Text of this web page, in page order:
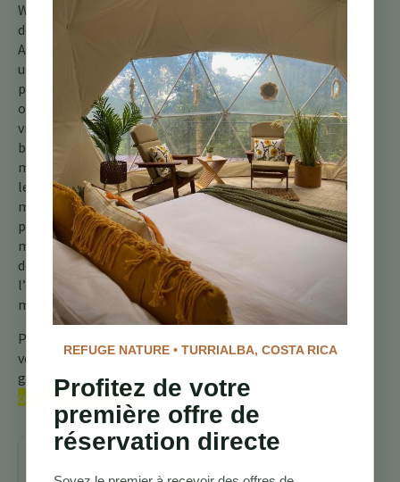
Wilson est un spectacle
délicieux à contempler.
Avec un peu de patience et
un œil attentif, vous
pourriez apercevoir cet
oiseau chanteur énergique
virevoltant dans le sous-
bois de notre retraite de
montagne. Et lorsque vous
le ferez, prenez un
moment pour apprécier ce
petit ambassadeur du
monde plus large, un éclat
de soleil au milieu de
l’étreinte émeraude des
montagnes costaricaines.
Pour plus d’informations,
veuillez consulter notre
guide complet sur les
oiseaux du Costa Rica
REFUGE NATURE • TURRIALBA, COSTA RICA
Profitez de votre
première offre de
réservation directe